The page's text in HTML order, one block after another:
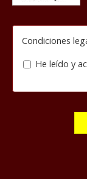
Condiciones
He leído y